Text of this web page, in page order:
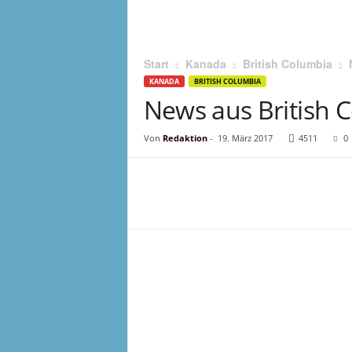
Start Kanada British Columbia
KANADA BRITISH COLUMBIA
News aus British
Von Redaktion- 19. März 2017 4511 0